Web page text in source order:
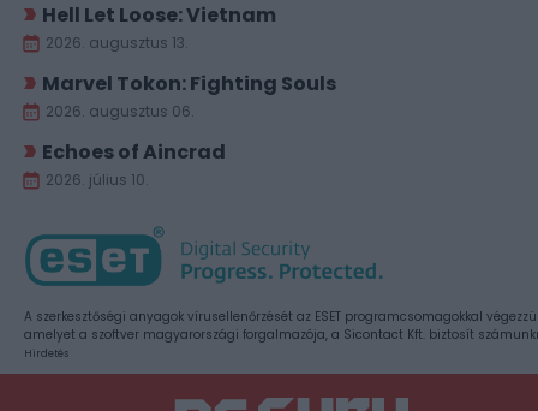
Hell Let Loose: Vietnam
2026. augusztus 13.
Marvel Tokon: Fighting Souls
2026. augusztus 06.
Echoes of Aincrad
2026. július 10.
A szerkesztőségi anyagok vírusellenőrzését az ESET programcsomagokkal
amelyet a szoftver magyarországi forgalmazója, a Sicontact Kft. biztosít
Hirdetés